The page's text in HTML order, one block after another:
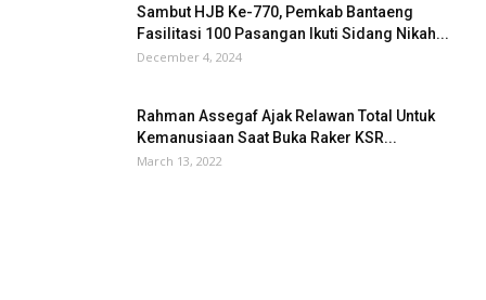
Sambut HJB Ke-770, Pemkab Bantaeng
Fasilitasi 100 Pasangan Ikuti Sidang Nikah...
December 4, 2024
Rahman Assegaf Ajak Relawan Total Untuk
Kemanusiaan Saat Buka Raker KSR...
March 13, 2022